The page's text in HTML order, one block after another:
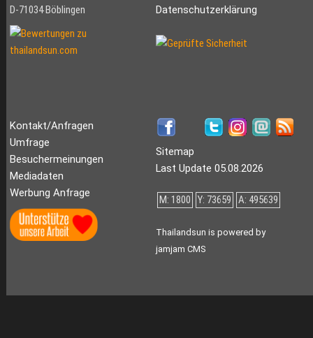
D-71034 Böblingen
Datenschutzerklärung
Kontakt/Anfragen
Umfrage
Besuchermeinungen
Mediadaten
Werbung Anfrage
Sitemap
Last Update 05.08.2026
M: 1800 Y: 73659 A: 495639
Thailandsun is powered by
jamjam CMS